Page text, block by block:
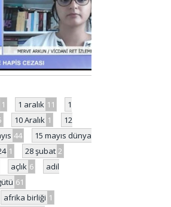
1 1 aralık 11
1
10 Aralık 1
12
44
15 mayıs dünya
1 28 şubat 2
açlık 6
adil
61
afrika birliği 1